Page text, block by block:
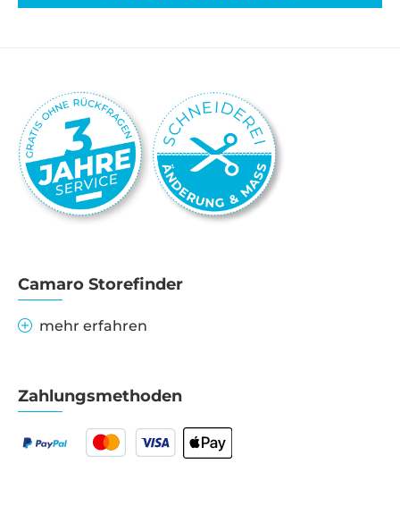
Camaro Storefinder
mehr erfahren
Zahlungsmethoden